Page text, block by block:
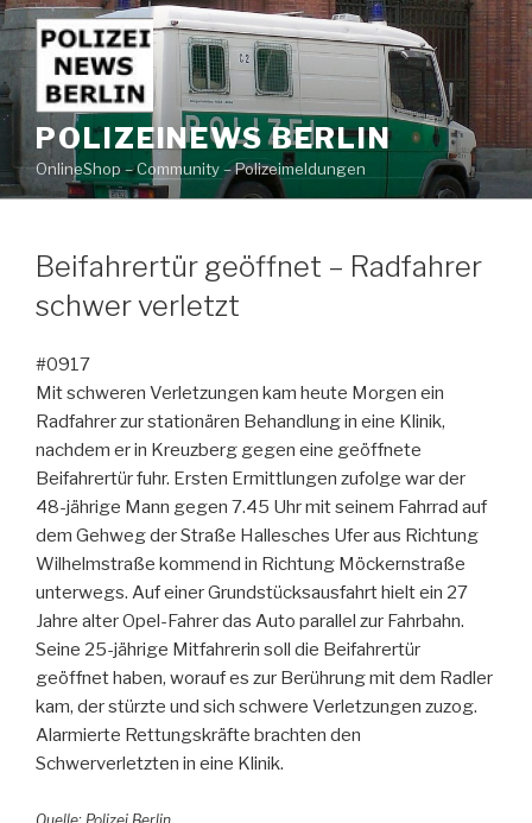
Zum
Inhalt
springen
POLIZEINEWS BERLIN
OnlineShop – Community – Polizeimeldungen
Beifahrertür geöffnet – Radfahrer
schwer verletzt
#0917
Mit schweren Verletzungen kam heute Morgen ein
Radfahrer zur stationären Behandlung in eine Klinik,
nachdem er in Kreuzberg gegen eine geöffnete
Beifahrertür fuhr. Ersten Ermittlungen zufolge war der
48-jährige Mann gegen 7.45 Uhr mit seinem Fahrrad auf
dem Gehweg der Straße Hallesches Ufer aus Richtung
Wilhelmstraße kommend in Richtung Möckernstraße
unterwegs. Auf einer Grundstücksausfahrt hielt ein 27
Jahre alter Opel-Fahrer das Auto parallel zur Fahrbahn.
Seine 25-jährige Mitfahrerin soll die Beifahrertür
geöffnet haben, worauf es zur Berührung mit dem Radler
kam, der stürzte und sich schwere Verletzungen zuzog.
Alarmierte Rettungskräfte brachten den
Schwerverletzten in eine Klinik.